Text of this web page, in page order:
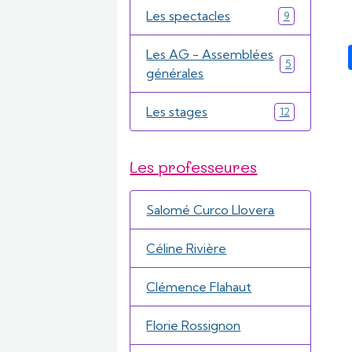
Les spectacles 9
Les AG - Assemblées
générales
5
Les stages 12
Les professeures
Salomé Curco Llovera
Céline Rivière
Clémence Flahaut
Florie Rossignon